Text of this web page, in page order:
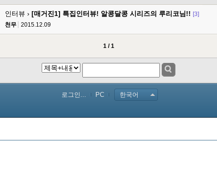
인터뷰 › [매거진1] 특집인터뷰! 알콩달콩 시리즈의 루리코님!! [3]
천무
2015.12.09
1 / 1
로그인... PC 한국어